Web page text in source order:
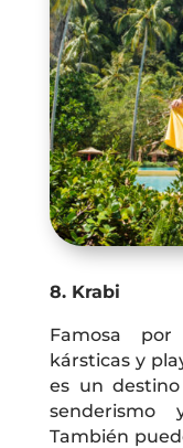
8. Krabi
Famosa por
kársticas y
es un
senderismo
También